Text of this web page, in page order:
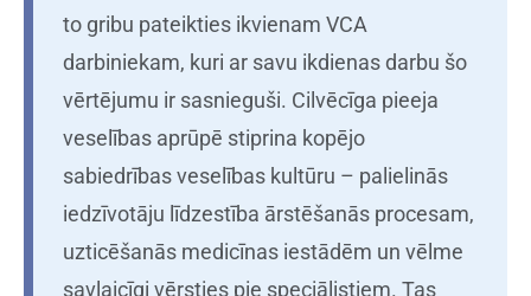
to gribu pateikties ikvienam VCA
darbiniekam, kuri ar savu ikdienas darbu šo
vērtējumu ir sasnieguši. Cilvēcīga pieeja
veselības aprūpē stiprina kopējo
sabiedrības veselības kultūru – palielinās
iedzīvotāju līdzestība ārstēšanās procesam,
uzticēšanās medicīnas iestādēm un vēlme
savlaicīgi vērsties pie speciālistiem. Tas